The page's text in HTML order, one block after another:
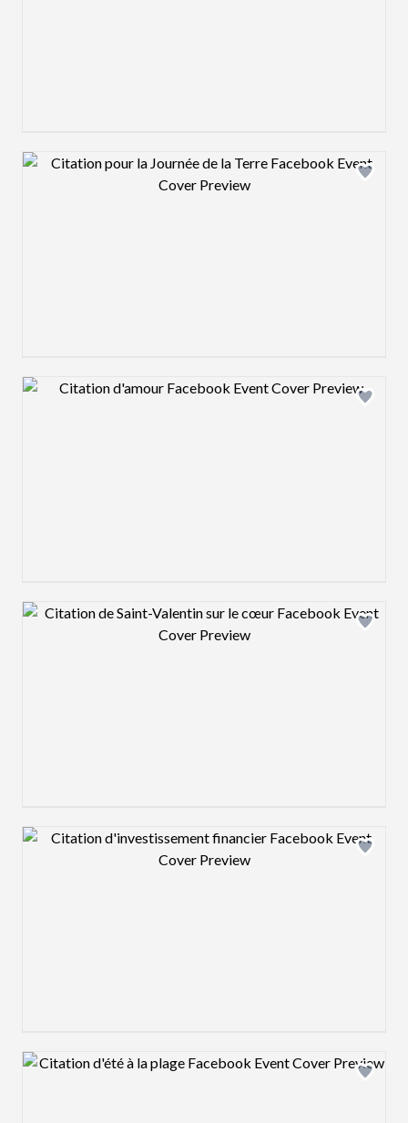
Design preview image
Design preview image
Design preview image
Design preview image
Design preview image